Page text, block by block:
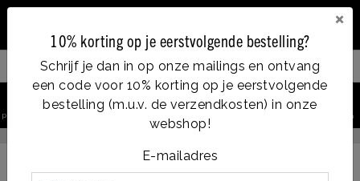
×
10% korting op je eerstvolgende bestelling?
Schrijf je dan in op onze mailings en ontvang
een code voor 10% korting op je eerstvolgende
bestelling (m.u.v. de verzendkosten) in onze
webshop!
E-mailadres
Op werkdagen voor 14:00u besteld = dezelfde dag verzonden
Filter your products
product zoeken Account Winkelwagen